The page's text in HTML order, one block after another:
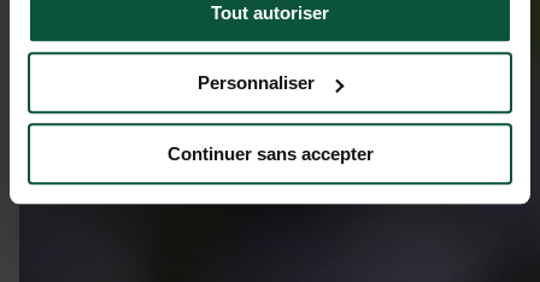
Tout autoriser
Personnaliser
Continuer sans accepter